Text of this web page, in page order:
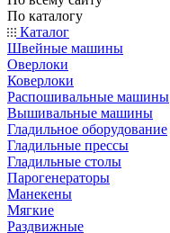
По каталогу
Каталог
Швейные машины
Оверлоки
Коверлоки
Распошивальные машины
Вышивальные машины
Гладильное оборудование
Гладильные прессы
Гладильные столы
Парогенераторы
Манекены
Мягкие
Раздвижные